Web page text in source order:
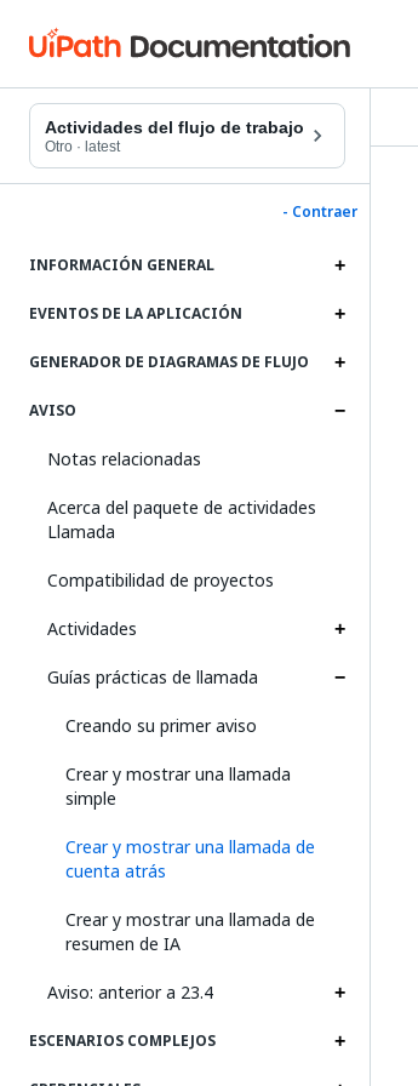
Actividades del flujo de trabajo
Otro · latest
- Contraer
INFORMACIÓN GENERAL
EVENTOS DE LA APLICACIÓN
GENERADOR DE DIAGRAMAS DE FLUJO
AVISO
Notas relacionadas
Acerca del paquete de actividades
Llamada
Compatibilidad de proyectos
Actividades
Guías prácticas de llamada
Creando su primer aviso
Crear y mostrar una llamada
simple
Crear y mostrar una llamada de
cuenta atrás
Crear y mostrar una llamada de
resumen de IA
Aviso: anterior a 23.4
ESCENARIOS COMPLEJOS